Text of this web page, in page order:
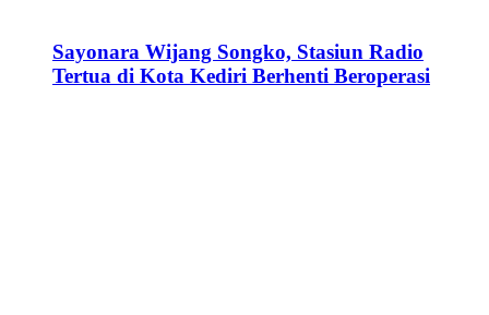
Sayonara Wijang Songko, Stasiun Radio
Tertua di Kota Kediri Berhenti Beroperasi